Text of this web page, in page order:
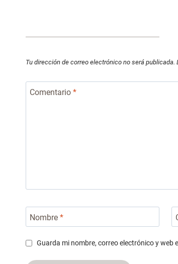
Tu dirección de correo electrónico no será publicada.
Comentario *
Nombre *
Guarda mi nombre, correo electrónico y web